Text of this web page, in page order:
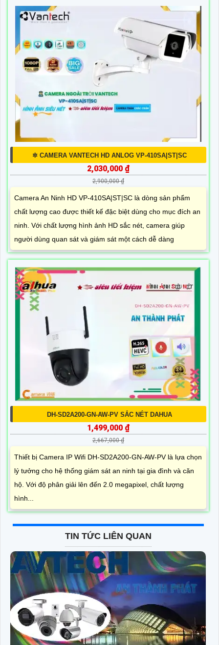
✲ CAMERA VANTECH HD ANLOG VP-410SA|ST|SC
2,030,000 ₫
2,900,000 ₫
Camera An Ninh HD VP-410SA|ST|SC là dòng sản phẩm
chất lượng cao được thiết kế đặc biệt dùng cho mục đích an
ninh. Với chất lượng hình ảnh HD sắc nét, camera giúp
người dùng quan sát và giám sát một cách dễ dàng
DH-SD2A200-GN-AW-PV SẮC NÉT DAHUA
1,499,000 ₫
2,667,000 ₫
Thiết bị Camera IP Wifi DH-SD2A200-GN-AW-PV là lựa chọn
lý tưởng cho hệ thống giám sát an ninh tại gia đình và căn
hộ. Với độ phân giải lên đến 2.0 megapixel, chất lượng
hình...
TIN TỨC LIÊN QUAN